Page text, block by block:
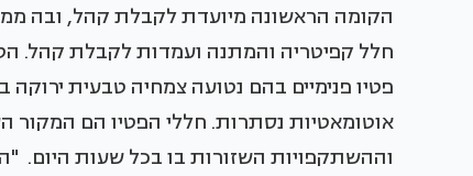
הקומה הראשונה מיועדת לקבלת קהל, ובה
חלל קפיטריה והמתנה ועמדות לקבלת קהל.
פטיו פנימיים בהם נטועה צמחיה טבעית ירוקה
אוטומאטיות נסתרות. חללי הפטיו הם המקור
וההשתקפויות השזורות בו בכל שעות היום.